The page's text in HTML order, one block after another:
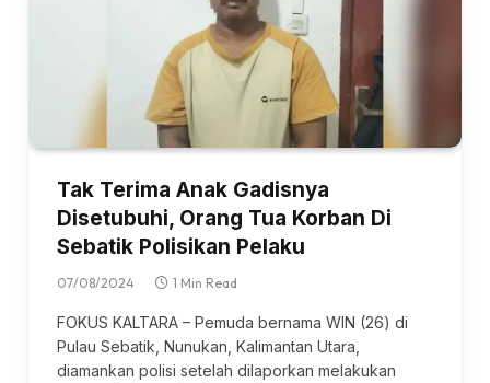
Tak Terima Anak Gadisnya
Disetubuhi, Orang Tua Korban Di
Sebatik Polisikan Pelaku
07/08/2024 1 Min Read
FOKUS KALTARA – Pemuda bernama WIN (26) di
Pulau Sebatik, Nunukan, Kalimantan Utara,
diamankan polisi setelah dilaporkan melakukan